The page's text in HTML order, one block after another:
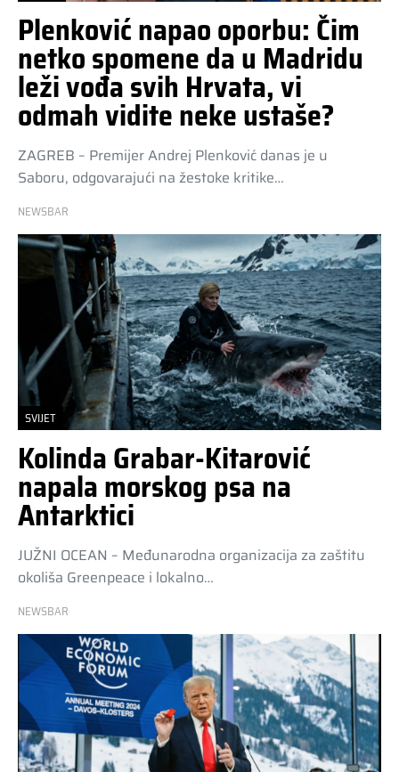
Plenković napao oporbu: Čim
netko spomene da u Madridu
leži vođa svih Hrvata, vi
odmah vidite neke ustaše?
ZAGREB – Premijer Andrej Plenković danas je u
Saboru, odgovarajući na žestoke kritike…
NEWSBAR
SVIJET
Kolinda Grabar-Kitarović
napala morskog psa na
Antarktici
JUŽNI OCEAN – Međunarodna organizacija za zaštitu
okoliša Greenpeace i lokalno…
NEWSBAR